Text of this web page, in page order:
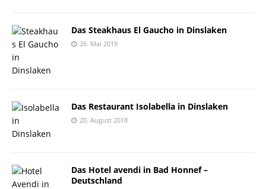
Das Steakhaus El Gaucho in Dinslaken
26. Mai 2019
Das Restaurant Isolabella in Dinslaken
20. August 2018
Das Hotel avendi in Bad Honnef –
Deutschland